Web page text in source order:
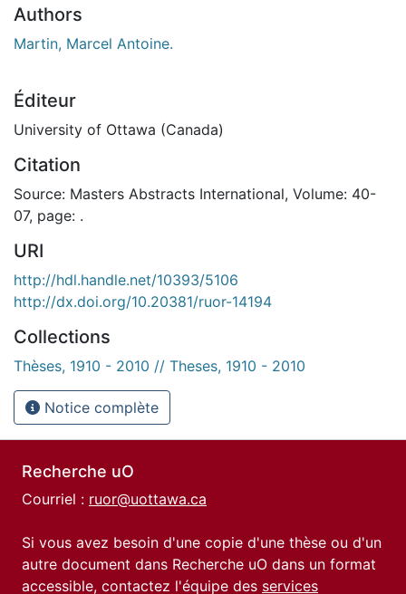
Authors
Martin, Marcel Antoine.
Éditeur
University of Ottawa (Canada)
Citation
Source: Masters Abstracts International, Volume: 40-
07, page: .
URI
http://hdl.handle.net/10393/5106
http://dx.doi.org/10.20381/ruor-14194
Collections
Thèses, 1910 - 2010 // Theses, 1910 - 2010
Notice complète
Recherche uO
Courriel : ruor@uottawa.ca
Si vous avez besoin d'une copie d'une thèse ou d'un
autre document dans Recherche uO dans un format
accessible, contactez l'équipe des services